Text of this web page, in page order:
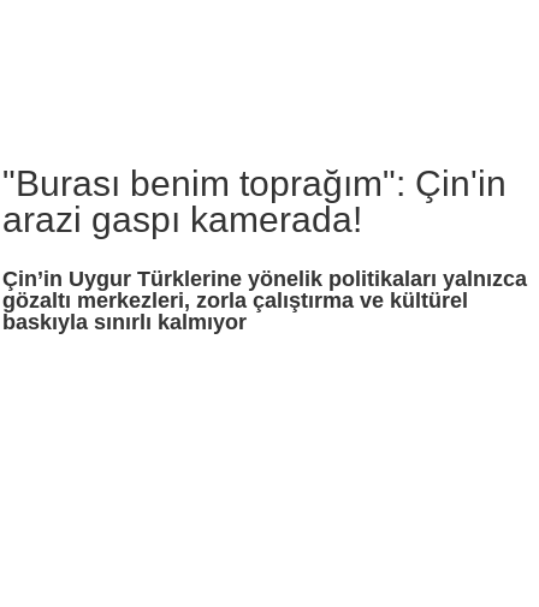
"Burası benim toprağım": Çin'in
arazi gaspı kamerada!
Çin’in Uygur Türklerine yönelik politikaları yalnızca
gözaltı merkezleri, zorla çalıştırma ve kültürel
baskıyla sınırlı kalmıyor